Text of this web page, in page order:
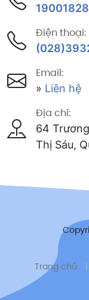
19001828
Điện thoại:
Email:
» Liên hệ
Địa chỉ:
64
Thị Sáu,
Trang chủ |